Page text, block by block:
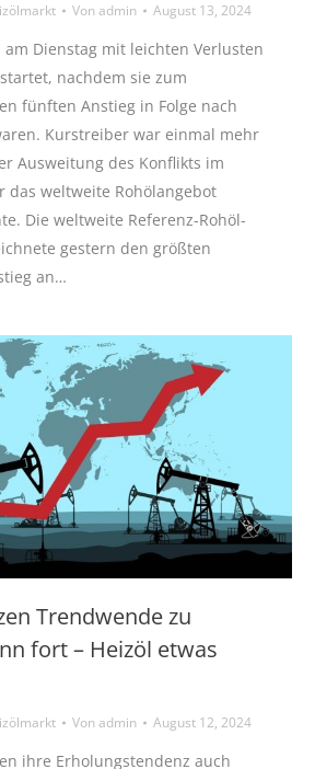
Vonadmin August 13, 2024
Dienstag mit leichten Verlusten
nachdem sie zum
fünften Anstieg in Folge nach
Kurstreiber war einmal mehr
Ausweitung des Konflikts im
das weltweite Rohölangebot
Die weltweite Referenz-Rohöl-
gestern den größten
an…
Trendwende zu
fort – Heizöl etwas
Vonadmin August 12, 2024
ihre Erholungstendenz auch